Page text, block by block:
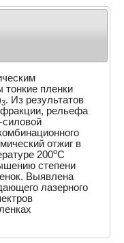
тонкие пленки
3. Из результатов
рельефа
отжиг в
200oC
степени
Выявлена
лазерного